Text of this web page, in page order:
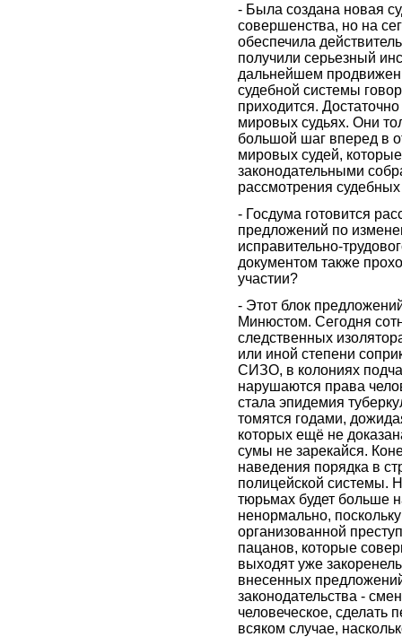
- Была создана новая
совершенства, но на
обеспечила
получили серьезный
дальнейшем
судебной системы
приходится.
мировых судьях. Они
большой шаг вперед в
мировых судей,
законодательными
рассмотрения
- Госдума готовится
предложений по
исправительно-
документом также
участии?
- Этот блок
Минюстом. Сегодня
следственных
или иной степени
СИЗО, в колониях
нарушаются права
стала эпидемия
томятся годами,
которых ещё не
сумы не зарекайся.
наведения порядка в
полицейской системы.
тюрьмах будет больше
ненормально,
организованной
пацанов, которые
выходят уже
внесенных
законодательства -
человеческое, сделать
всяком случае,